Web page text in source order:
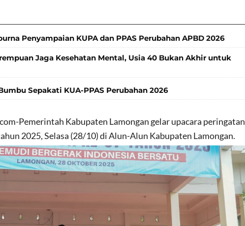
Penyampaian KUPA dan PPAS Perubahan APBD 2026
Jaga Kesehatan Mental, Usia 40 Bukan Akhir untuk
Sepakati KUA-PPAS Perubahan 2026
Pemerintah Kabupaten Lamongan gelar upacara peringatan
2025, Selasa (28/10) di Alun-Alun Kabupaten Lamongan.